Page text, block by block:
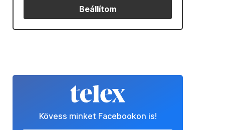
Beállítom
Kövess minket Facebookon is!